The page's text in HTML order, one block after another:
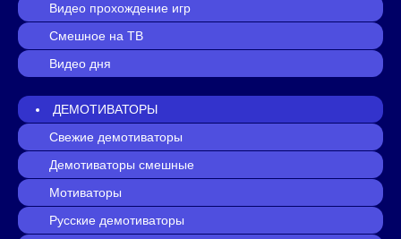
Видео прохождение игр
Смешное на ТВ
Видео дня
ДЕМОТИВАТОРЫ
Свежие демотиваторы
Демотиваторы смешные
Мотиваторы
Русские демотиваторы